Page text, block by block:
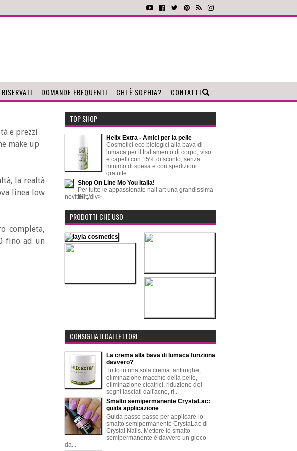
DOMANDE FREQUENTI CHI È SOPHIA? CONTATTI
e prezzi
make up
la realtà
linea low
completa,
fino ad un
TOP SHOP
Helix Extra - Amici per la pelle
Cosmetici eco biologici alla bava di
lumaca per il trattamento di corpo, viso
e capelli con 15% di sconto, senza
minimo di spesa e con spedizioni
gratuite.
Shop On Line Mo You Italia!
Per tutte le appassionate nail art una grandissima
novit஦lt;/div>
PRODOTTI CHE USO
CONSIGLIATI DAI LETTORI
La crema alla bava di lumaca funziona
davvero?
Tutto in una sola crema: antirughe,
eliminazione macchie della pelle,
eliminazione cicatrici, riduzione dei
segni lasciati dall'acne, ri...
Smalto semipermanente CrystaLac:
guida applicazione
Guida passo passo per applicare lo
smalto semipermanente CrystaLac di
Crystal Nails. Mettere lo smalto
semipermanente è davvero un gioco
da...